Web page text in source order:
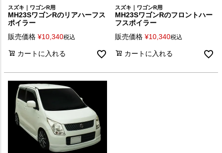
スズキ｜ワゴンR用
MH23SワゴンRのリアハーフス
ポイラー
販売価格 ¥10,340税込
カートに入れる
スズキ｜ワゴンR用
MH23SワゴンRのフロントハー
フスポイラー
販売価格 ¥10,340税込
カートに入れる